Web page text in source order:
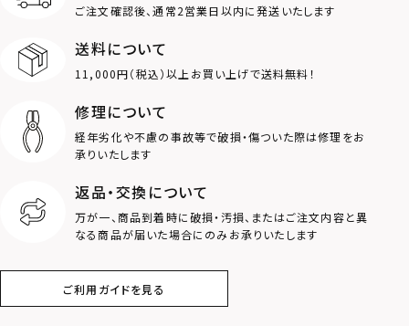
コイン フェザー
スター ホースシュー
アラベスク スクロール
ご注文確認後、通常2営業日以内に発送いたします
送料について
11,000円（税込）以上お買い上げで送料無料！
修理について
経年劣化や不慮の事故等で破損・傷ついた際は修理をお
承りいたします
返品・交換について
万が一、商品到着時に破損・汚損、またはご注文内容と異
なる商品が届いた場合にのみお承りいたします
ご利用ガイドを見る